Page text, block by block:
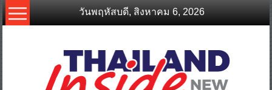
Skip
to
วันพฤหัสบดี, สิงหาคม 6, 2026